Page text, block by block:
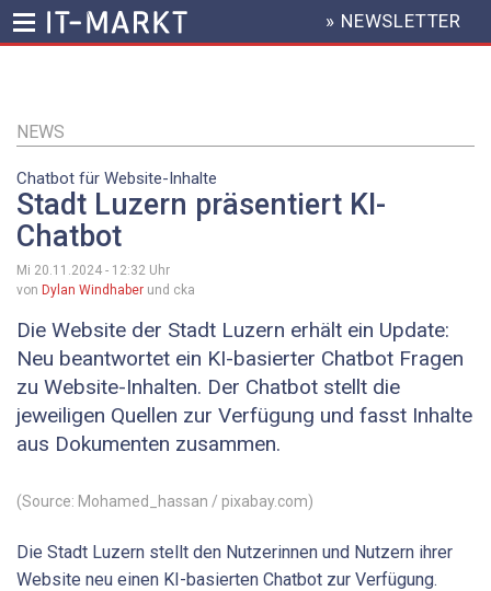
Inhalt
HEADER
MENU
» NEWSLETTER
NEWS
Chatbot für Website-Inhalte
Stadt Luzern präsentiert KI-
Chatbot
Mi 20.11.2024 - 12:32 Uhr
von Dylan Windhaber und cka
Die Website der Stadt Luzern erhält ein Update:
Neu beantwortet ein KI-basierter Chatbot Fragen
zu Website-Inhalten. Der Chatbot stellt die
jeweiligen Quellen zur Verfügung und fasst Inhalte
aus Dokumenten zusammen.
(Source: Mohamed_hassan / pixabay.com)
Die Stadt Luzern stellt den Nutzerinnen und Nutzern ihrer
Website neu einen KI-basierten Chatbot zur Verfügung.